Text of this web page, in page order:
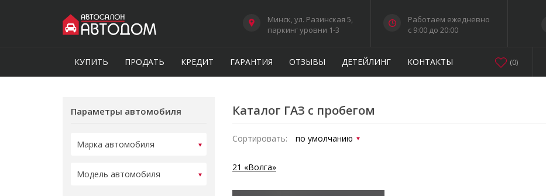
Минск, ул. Разинская 5,
паркинг уровни 1-3
Работаем ежедневно
c 9:00 до 20:00
КУПИТЬ ПРОДАТЬ КРЕДИТ ГАРАНТИЯ ОТЗЫВЫ ДЕТЕЙЛИНГ КОНТАКТЫ (0)
Параметры автомобиля Каталог ГАЗ с пробегом
Сортировать:
21 «Волга»